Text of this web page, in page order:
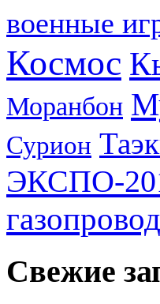
военные
Космос
Моранбон
Сурион
ЭКСПО-
газопровод
Свежие